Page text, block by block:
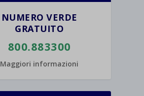
NUMERO VERDE
GRATUITO
800.883300
Maggiori informazioni